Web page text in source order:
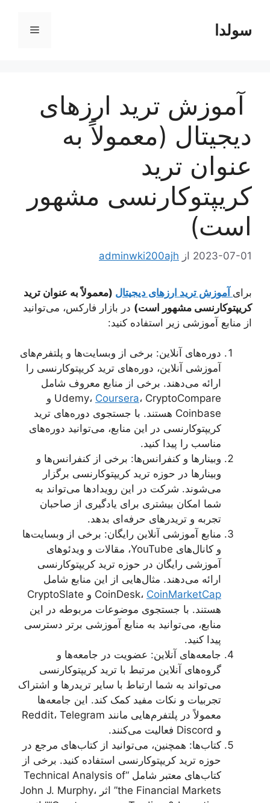
محتواسولدا فهرست
آموزش ترید ارزهای
دیجیتال (معمولاً به
عنوان ترید
کریپتوکارنسی مشهور
است)
2023-07-01 از adminwki200ajh
برای آموزش ترید ارزهای دیجیتال (معمولاً به عنوان ترید
کریپتوکارنسی مشهور است) در بازار فارکس، می‌توانید
از منابع آموزشی زیر استفاده کنید:
دوره‌های آنلاین: برخی از وبسایت‌ها و پلتفرم‌های
آموزشی آنلاین، دوره‌های ترید کریپتوکارنسی را
ارائه می‌دهند. برخی از منابع معروف شامل
Udemy، Coursera
، CryptoCompare و
Coinbase هستند. با جستجوی دوره‌های ترید
کریپتوکارنسی در این منابع، می‌توانید دوره‌های
مناسب را پیدا کنید.
وبینارها و کنفرانس‌ها: برخی از کنفرانس‌ها و
وبینارها در حوزه ترید کریپتوکارنسی برگزار
می‌شوند. شرکت در این رویدادها می‌تواند به
شما امکان بیشتری برای یادگیری از صاحبان
تجربه و تریدرهای حرفه‌ای بدهد.
منابع آموزشی آنلاین رایگان: برخی از وبسایت‌ها
و کانال‌های YouTube، مقالات و ویدئوهای
آموزشی رایگان در حوزه ترید کریپتوکارنسی
ارائه می‌دهند. مثال‌هایی از این منابع شامل
CoinDesk، CoinMarketCap
و CryptoSlate
هستند. با جستجوی موضوعات مربوطه در این
منابع، می‌توانید به منابع آموزشی برتر دسترسی
پیدا کنید.
جامعه‌های آنلاین: عضویت در جامعه‌ها و
گروه‌های آنلاین مرتبط با ترید کریپتوکارنسی
می‌تواند به شما ارتباط با سایر تریدرها و اشتراک
تجربیات و نکات مفید کمک کند. این جامعه‌ها
معمولاً در پلتفرم‌هایی مانند Reddit، Telegram
و Discord فعالیت می‌کنند.
کتاب‌ها: همچنین، می‌توانید از کتاب‌های مرجع در
حوزه ترید کریپتوکارنسی استفاده کنید. برخی از
کتاب‌های معتبر شامل “Technical Analysis of
the Financial Markets” اثر John J. Murphy،